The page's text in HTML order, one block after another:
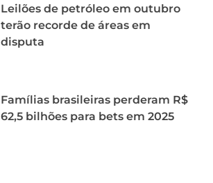
Leilões de petróleo em outubro
terão recorde de áreas em
disputa
Famílias brasileiras perderam R$
62,5 bilhões para bets em 2025